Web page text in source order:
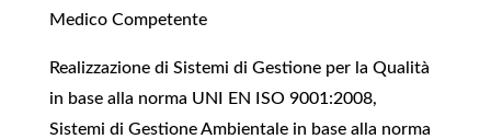
Medico Competente
Realizzazione di Sistemi di Gestione per la Qualità
in base alla norma UNI EN ISO 9001:2008,
Sistemi di Gestione Ambientale in base alla norma